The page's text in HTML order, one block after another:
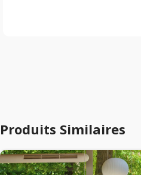
Produits Similaires